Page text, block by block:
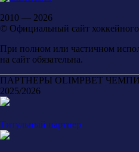
2010 — 2026
© Официальный сайт
При полном или частичном
на сайт обязательна.
ПАРТНЕРЫ OLIMPBET
2025/2026
Титульный партнер